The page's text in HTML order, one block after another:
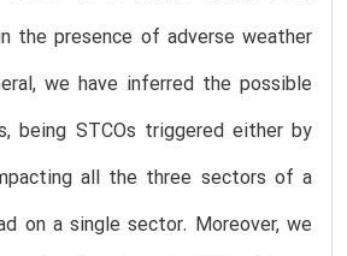
the presence of adverse weather
we have inferred the possible
being STCOs triggered either by
all the three sectors of a
on a single sector. Moreover, we